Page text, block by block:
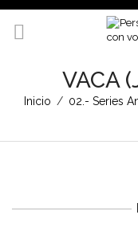
VACA
Inicio / 02.- Series